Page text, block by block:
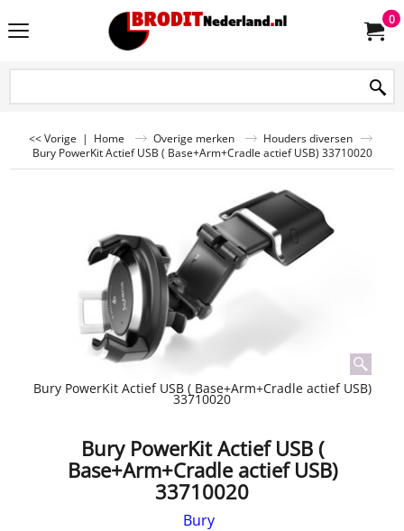
0
<< Vorige | Home Overige merken
Houders diversen
Bury PowerKit Actief USB ( Base+Arm+Cradle actief USB) 33710020
Bury PowerKit Actief USB ( Base+Arm+Cradle actief USB)
33710020
Bury PowerKit Actief USB (
Base+Arm+Cradle actief USB)
33710020
Bury